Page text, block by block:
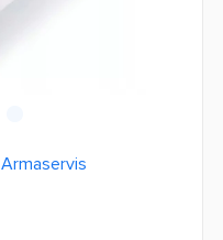
Armaservis